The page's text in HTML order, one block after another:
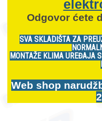
Odgovor ćete
SVA SKLADIŠTA ZA
MONTAŽE KLIMA UREĐAJA
Web shop